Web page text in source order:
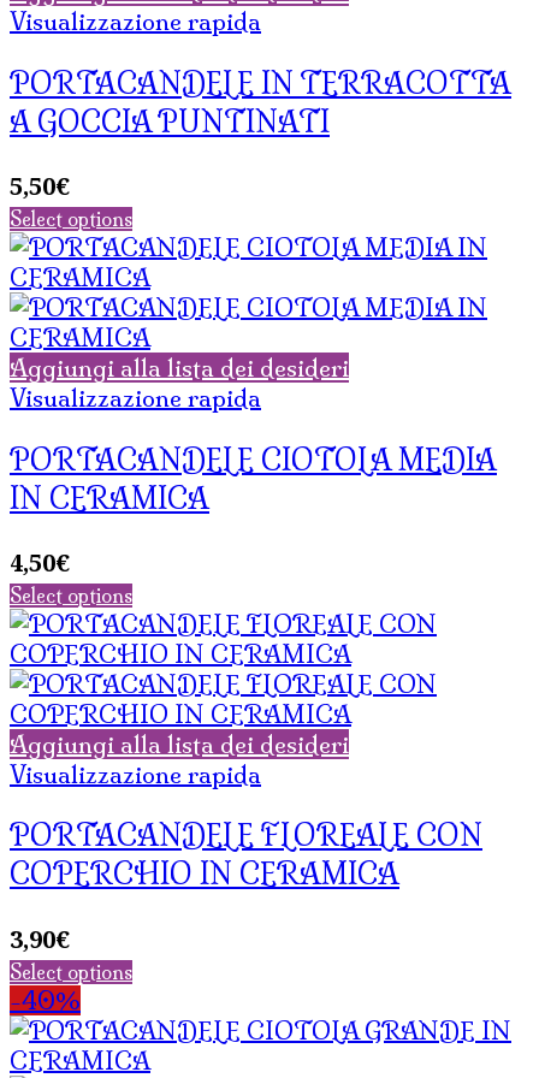
Visualizzazione rapida
PORTACANDELE IN TERRACOTTA
A GOCCIA PUNTINATI
5,50€
Select options
Aggiungi alla lista dei desideri
Visualizzazione rapida
PORTACANDELE CIOTOLA MEDIA
IN CERAMICA
4,50€
Select options
Aggiungi alla lista dei desideri
Visualizzazione rapida
PORTACANDELE FLOREALE CON
COPERCHIO IN CERAMICA
3,90€
Select options
-40%